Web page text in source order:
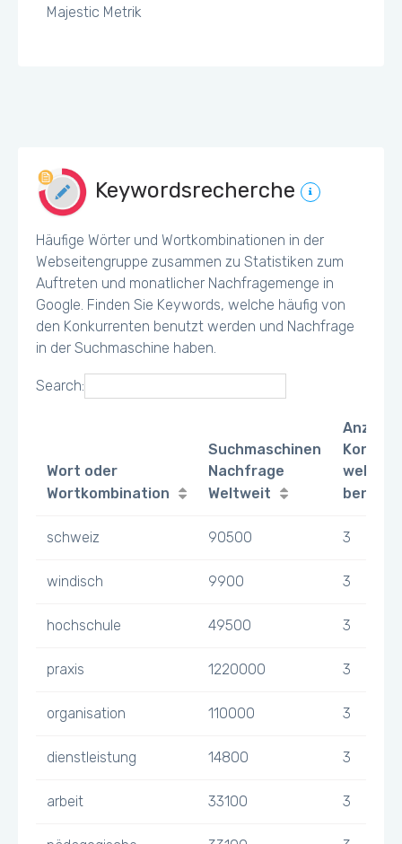
Majestic Metrik
Keywordsrecherche
Häufige Wörter und Wortkombinationen in der
Webseitengruppe zusammen zu Statistiken zum
Auftreten und monatlicher Nachfragemenge in
Google. Finden Sie Keywords, welche häufig von
den Konkurrenten benutzt werden und Nachfrage
in der Suchmaschine haben.
Search:
Wort oder
Wortkombination
Suchmaschinen
Nachfrage
Weltweit
Anzahl
welche
schweiz 90500 3
windisch 9900 3
hochschule 49500 3
praxis 1220000 3
organisation 110000 3
dienstleistung 14800 3
arbeit 33100 3